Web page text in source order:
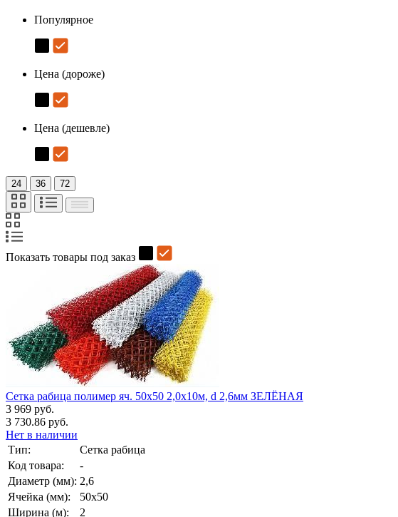
Популярное
Цена (дороже)
Цена (дешевле)
24 36 72
Показать товары под заказ
Сетка рабица полимер яч. 50х50 2,0х10м, d 2,6мм ЗЕЛЁНАЯ
3 969 руб.
3 730.86 руб.
Нет в наличии
Тип:
Сетка рабица
Код товара:
-
Диаметр (мм): 2,6
Ячейка (мм):
50х50
Ширина (м):
2